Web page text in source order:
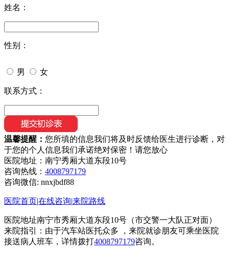
姓名：
性别：
男 女
联系方式：
温馨提醒： 您所填的信息我们将及时反馈给医生进行诊断，对
于您的个人信息我们承诺绝对保密！请您放心
医院地址：南宁秀厢大道东段10号
咨询热线： 4008797179
咨询微信: nnxjbdf88
医院首页|在线咨询|来院路线
医院地址南宁市秀厢大道东段10号（市交警一大队正对面）
来院指引：由于汽车站医托众多 ，来院就诊朋友可乘坐医院
接送病人班车，详情拨打4008797179咨询。